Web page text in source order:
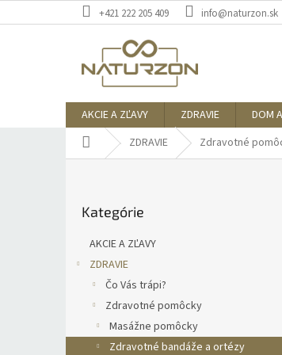
na
+421 222 205 409 info@naturzon.sk
AKCIE A ZĽAVY ZDRAVIE DOM
Domov ZDRAVIE Zdravotné
kategórie
Kategórie
AKCIE A ZĽAVY
ZDRAVIE
Čo Vás trápi?
Zdravotné pomôcky
Masážne pomôcky
Zdravotné bandáže a ortézy